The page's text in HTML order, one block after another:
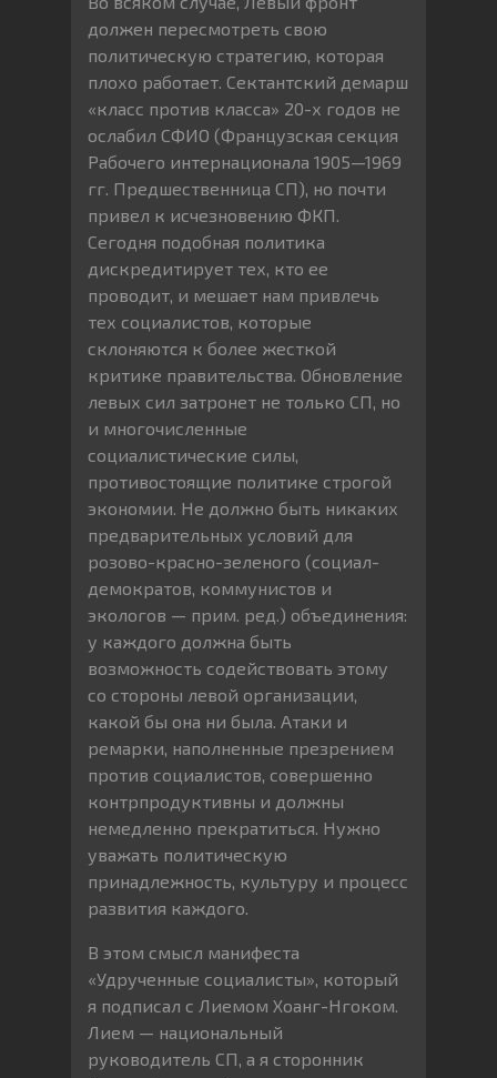
должен пересмотреть свою
политическую стратегию, которая
плохо работает. Сектантский демарш
«класс против класса» 20-х годов не
ослабил СФИО (Французская секция
Рабочего интернационала 1905—1969
гг. Предшественница СП), но почти
привел к исчезновению ФКП.
Сегодня подобная политика
дискредитирует тех, кто ее
проводит, и мешает нам привлечь
тех социалистов, которые
склоняются к более жесткой
критике правительства. Обновление
левых сил затронет не только СП, но
и многочисленные
социалистические силы,
противостоящие политике строгой
экономии. Не должно быть никаких
предварительных условий для
розово-красно-зеленого (социал-
демократов, коммунистов и
экологов — прим. ред.) объединения:
у каждого должна быть
возможность содействовать этому
со стороны левой организации,
какой бы она ни была. Атаки и
ремарки, наполненные презрением
против социалистов, совершенно
контрпродуктивны и должны
немедленно прекратиться. Нужно
уважать политическую
принадлежность, культуру и процесс
развития каждого.
В этом смысл манифеста
«Удрученные социалисты», который
я подписал с Лиемом Хоанг-Нгоком.
Лием — национальный
руководитель СП, а я сторонник